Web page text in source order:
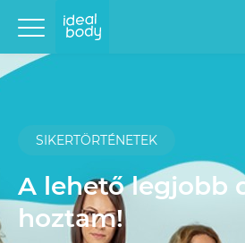
SIKERTÖRTÉNETEK
A lehető legjobb
hoztam!